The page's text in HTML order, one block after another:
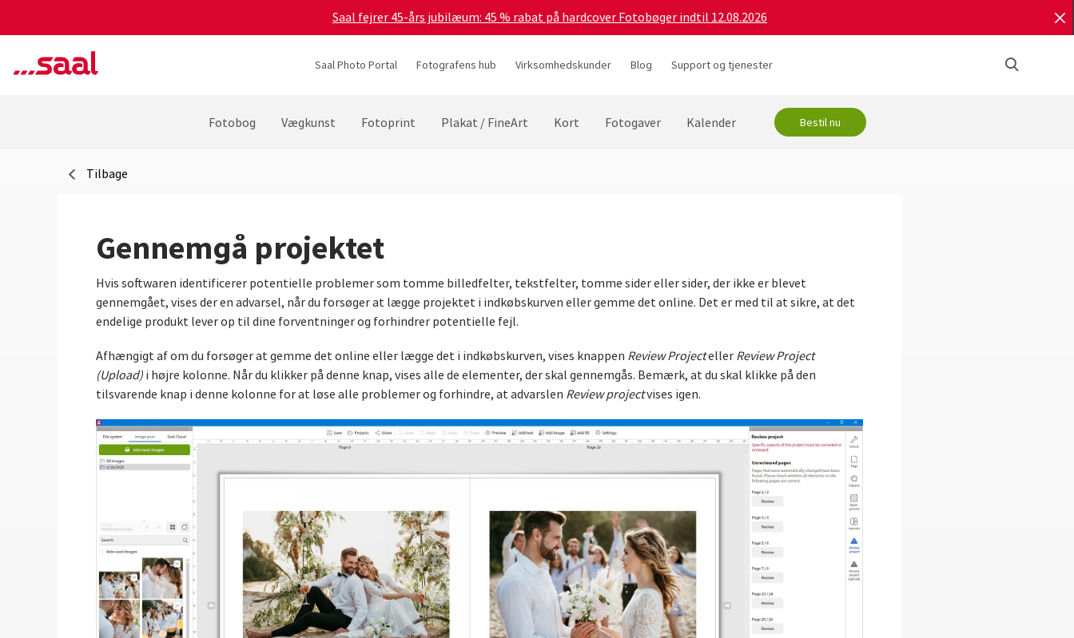
Saal fejrer 45-års jubilæum: 45 % rabat på hardcover Fotobøger indtil 12.08.2026
Saal Photo Portal Fotografens hub Virksomhedskunder Blog Support og tjenester
Fotobog Vægkunst Fotoprint Plakat / FineArt Kort Fotogaver Kalender Bestil nu
Tilbage
Gennemgå projektet
Hvis softwaren identificerer potentielle problemer som tomme billedfelter, tekstfelter, tomme sider eller sider, der ikke er blevet
gennemgået, vises der en advarsel, når du forsøger at lægge projektet i indkøbskurven eller gemme det online. Det er med til at sikre, at det
endelige produkt lever op til dine forventninger og forhindrer potentielle fejl.
Afhængigt af om du forsøger at gemme det online eller lægge det i indkøbskurven, vises knappen Review Projecteller Review Project
(Upload) i højre kolonne. Når du klikker på denne knap, vises alle de elementer, der skal gennemgås. Bemærk, at du skal klikke på den
tilsvarende knap i denne kolonne for at løse alle problemer og forhindre, at advarslen Review projectvises igen.